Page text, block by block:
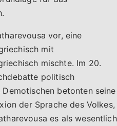
vor, eine
mit
mischte. Im 20.
politisch
betonten seine
der Sprache des Volkes,
es als wesentlich